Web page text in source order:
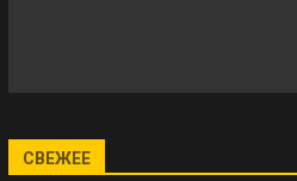
СВЕЖЕЕ